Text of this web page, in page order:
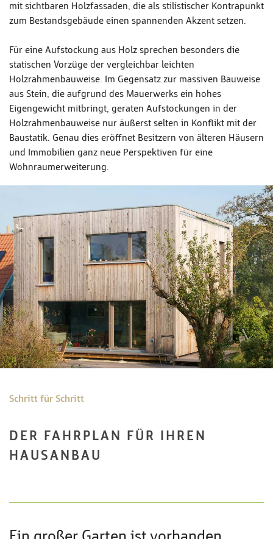
mit sichtbaren Holzfassaden, die als stilistischer Kontrapunkt
zum Bestandsgebäude einen spannenden Akzent setzen.
Für eine Aufstockung aus Holz sprechen besonders die
statischen Vorzüge der vergleichbar leichten
Holzrahmenbauweise. Im Gegensatz zur massiven Bauweise
aus Stein, die aufgrund des Mauerwerks ein hohes
Eigengewicht mitbringt, geraten Aufstockungen in der
Holzrahmenbauweise nur äußerst selten in Konflikt mit der
Baustatik. Genau dies eröffnet Besitzern von älteren Häusern
und Immobilien ganz neue Perspektiven für eine
Wohnraumerweiterung.
Schritt für Schritt
DER FAHRPLAN FÜR IHREN
HAUSANBAU